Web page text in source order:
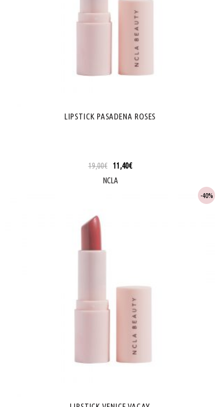
LIPSTICK PASADENA ROSES
19,00€ 11,40€
NCLA
40%